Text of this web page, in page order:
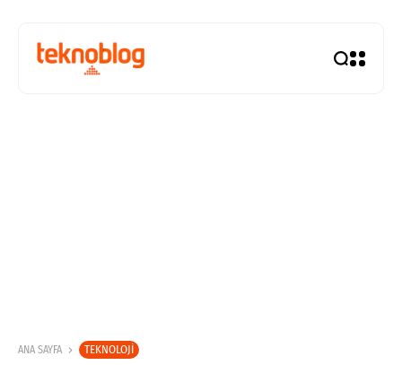
ANA SAYFA TEKNOLOJI